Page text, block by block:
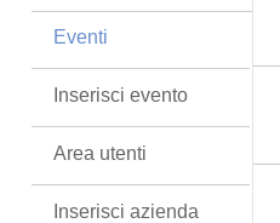
Eventi
Inserisci evento
Area utenti
Inserisci azienda